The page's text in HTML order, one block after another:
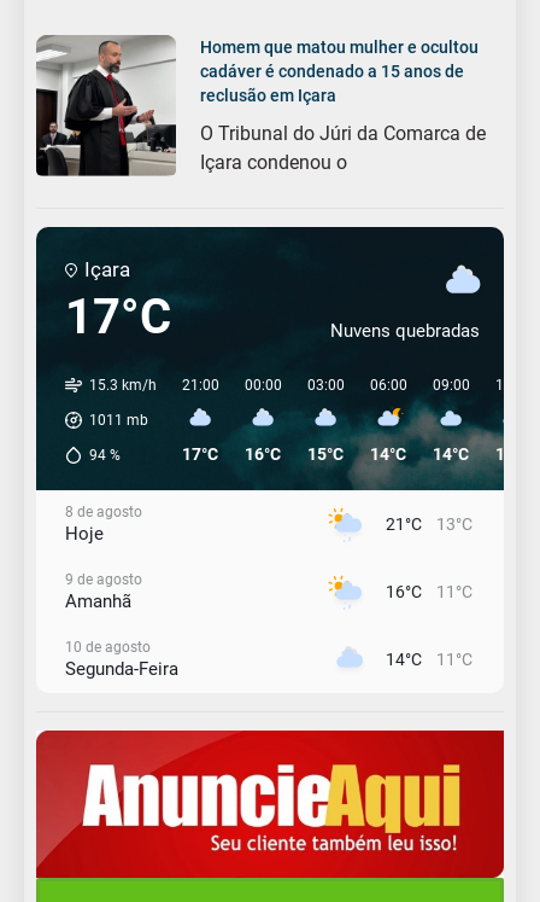
Homem que matou mulher e ocultou
cadáver é condenado a 15 anos de
reclusão em Içara
O Tribunal do Júri da Comarca de
Içara condenou o
Içara
17°C Nuvens quebradas
15.3 km/h
1011 mb
94 %
21:00
17°C
00:00
16°C
03:00
15°C
06:00
14°C
09:00
14°C
12:00
14°C
8 de agosto
Hoje 21°C 13°C
9 de agosto
Amanhã 16°C 11°C
10 de agosto
Segunda-Feira 14°C 11°C
Terça-Feira 15°C 10°C
12 de agosto
Quarta-Feira